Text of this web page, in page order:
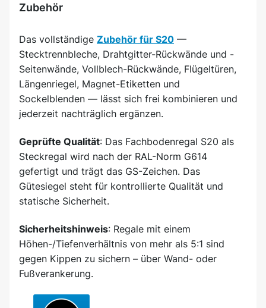
Zubehör
Das vollständige Zubehör für S20 —
Stecktrennbleche, Drahtgitter-Rückwände und -
Seitenwände, Vollblech-Rückwände, Flügeltüren,
Längenriegel, Magnet-Etiketten und
Sockelblenden — lässt sich frei kombinieren und
jederzeit nachträglich ergänzen.
Geprüfte Qualität: Das Fachbodenregal S20 als
Steckregal wird nach der RAL-Norm G614
gefertigt und trägt das GS-Zeichen. Das
Gütesiegel steht für kontrollierte Qualität und
statische Sicherheit.
Sicherheitshinweis: Regale mit einem
Höhen-/Tiefenverhältnis von mehr als 5:1 sind
gegen Kippen zu sichern – über Wand- oder
Fußverankerung.